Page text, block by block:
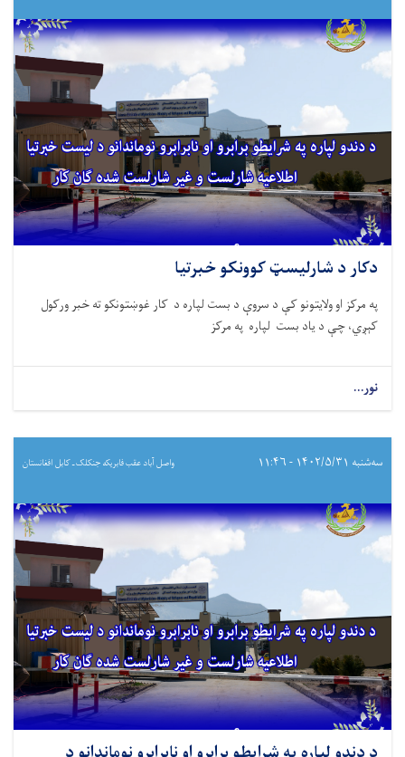
دکار د شارليسټ کوونکو خبرتيا
په مرکز او ولايتونو کې د سروې د بست لپاره د کار غوښتونکو ته خبر ورکول
کېږي، چې د ياد بست لپاره په مرکز
نور...
سه‌شنبه ۱۴۰۲/۵/۳۱ - ۱۱:۴۶ واصل آباد عقب فابریکه جنکلک ـ کابل افغانستان